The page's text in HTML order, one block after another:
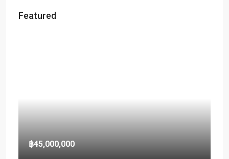
Featured
฿45,000,000